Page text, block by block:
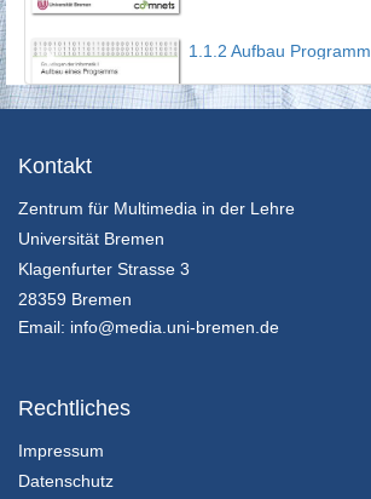
1.1.2 Aufbau Programm
13/09/2018
13/09/2018
Kontakt
Zentrum für Multimedia in der Lehre
Universität Bremen
Klagenfurter Strasse 3
28359 Bremen
Email: info@media.uni-bremen.de
Rechtliches
Impressum
Datenschutz